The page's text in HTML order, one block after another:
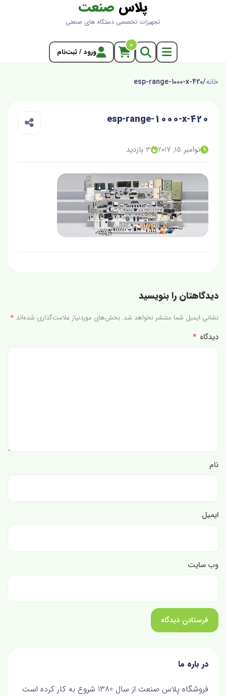
پلاس صنعت
تجهیزات تخصصی دستگاه های صنعتی
0
ورود / ثبت‌نام
خانه/
esp-range-1000-x-420
esp-range-1000-x-420
نوامبر 15, 2017 3 بازدید
دیدگاهتان را بنویسید
نشانی ایمیل شما منتشر نخواهد شد. بخش‌های موردنیاز علامت‌گذاری شده‌اند *
دیدگاه *
نام
ایمیل
وب‌ سایت
در باره ما
فروشگاه پلاس صنعت از سال 1380 شروع به کار کرده است